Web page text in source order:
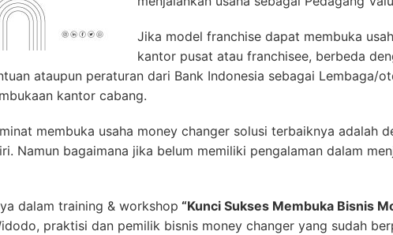
Jika model franchise dapat membuka
kantor pusat atau franchisee, berbeda
ataupun peraturan dari Bank Indonesia sebagai Lembaga/
kantor cabang.
membuka usaha money changer solusi terbaiknya adalah
Namun bagaimana jika belum memiliki pengalaman dalam
dalam training & workshop “Kunci Sukses Membuka Bisnis
praktisi dan pemilik bisnis money changer yang sudah